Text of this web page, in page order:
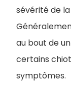
sévérité de
au bout de
certains
symptômes.